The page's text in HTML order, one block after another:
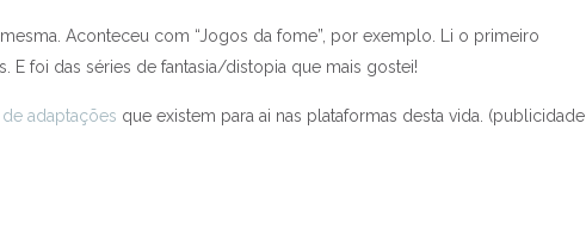
Aconteceu com “Jogos da fome”, por exemplo. Li o primeiro
E foi das séries de fantasia/distopia que mais gostei!
de adaptações que existem para ai nas plataformas desta vida. (publicidade